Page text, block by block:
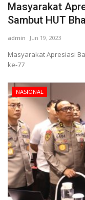
Masyarakat
Sambut HUT
admin Jun 19, 2023
Masyarakat Apresiasi
ke-77
NASIONAL